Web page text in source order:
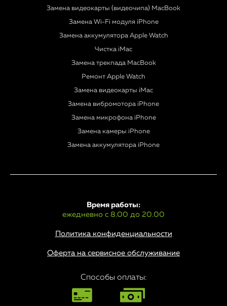
Замена видеокарты (видеочипа) MacBook
Замена Wi-Fi модуля iPhone
Замена аккумулятора Apple Watch
Чистка iMac
Замена трекпада MacBook
Ремонт Apple Watch
Замена видеокарты iMac
Замена вибромотора iPhone
Замена микрофона iPhone
Замена камеры iPhone
Замена аккумулятора iPhone
Политика конфиденциальности
Время работы:
ежедневно с 8.00 до 20.00
Оферта на сервисное обслуживание
Способы оплаты: